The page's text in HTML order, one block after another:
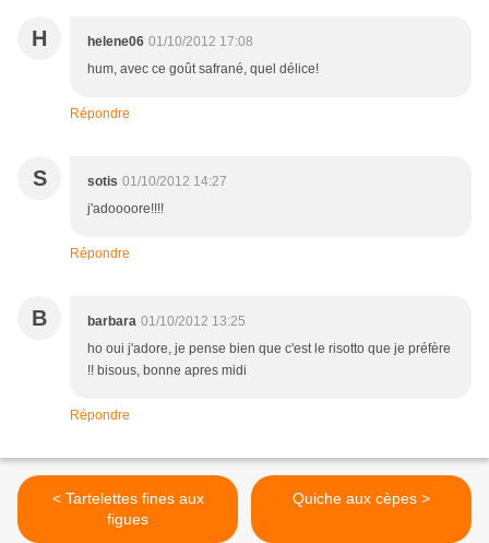
H helene06 01/10/2012 17:08
hum, avec ce goût safrané, quel délice!
Répondre
S sotis 01/10/2012 14:27
j'adoooore!!!!
Répondre
B barbara 01/10/2012 13:25
ho oui j'adore, je pense bien que c'est le risotto que je préfère
!! bisous, bonne apres midi
Répondre
< Tartelettes fines aux
figues
Quiche aux cèpes >